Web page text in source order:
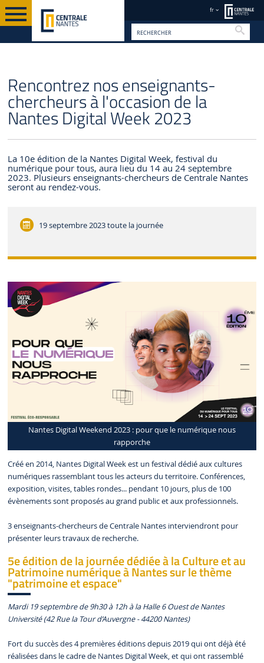
fr
Rencontrez nos enseignants-
chercheurs à l'occasion de la
Nantes Digital Week 2023
La 10e édition de la Nantes Digital Week, festival du
numérique pour tous, aura lieu du 14 au 24 septembre
2023. Plusieurs enseignants-chercheurs de Centrale Nantes
seront au rendez-vous.
19 septembre 2023toute la journée
Nantes Digital Weekend 2023 : pour que le numérique nous
rapporche
Créé en 2014, Nantes Digital Week est un festival dédié aux cultures
numériques rassemblant tous les acteurs du territoire. Conférences,
exposition, visites, tables rondes... pendant 10 jours, plus de 100
évènements sont proposés au grand public et aux professionnels.
3 enseignants-chercheurs de Centrale Nantes interviendront pour
présenter leurs travaux de recherche.
5e édition de la journée dédiée à la Culture et au
Patrimoine numérique à Nantes sur le thème
"patrimoine et espace"
Mardi 19 septembre de 9h30 à 12h à la Halle 6 Ouest de Nantes
Université (42 Rue la Tour d’Auvergne - 44200 Nantes)
Fort du succès des 4 premières éditions depuis 2019 qui ont déjà été
réalisées dans le cadre de Nantes Digital Week, et qui ont rassemblé